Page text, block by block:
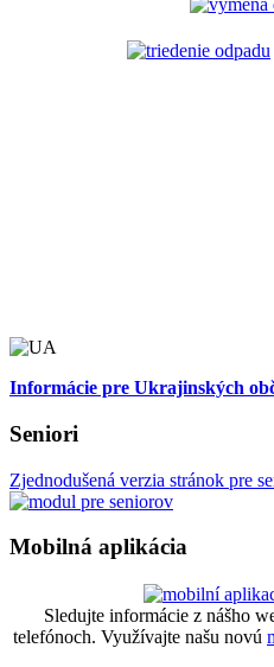
Informácie pre Ukrajinských
Seniori
Zjednodušená verzia stránok pre
Mobilná aplikácia
Sledujte informácie z nášho
telefónoch. Využívajte našu novú